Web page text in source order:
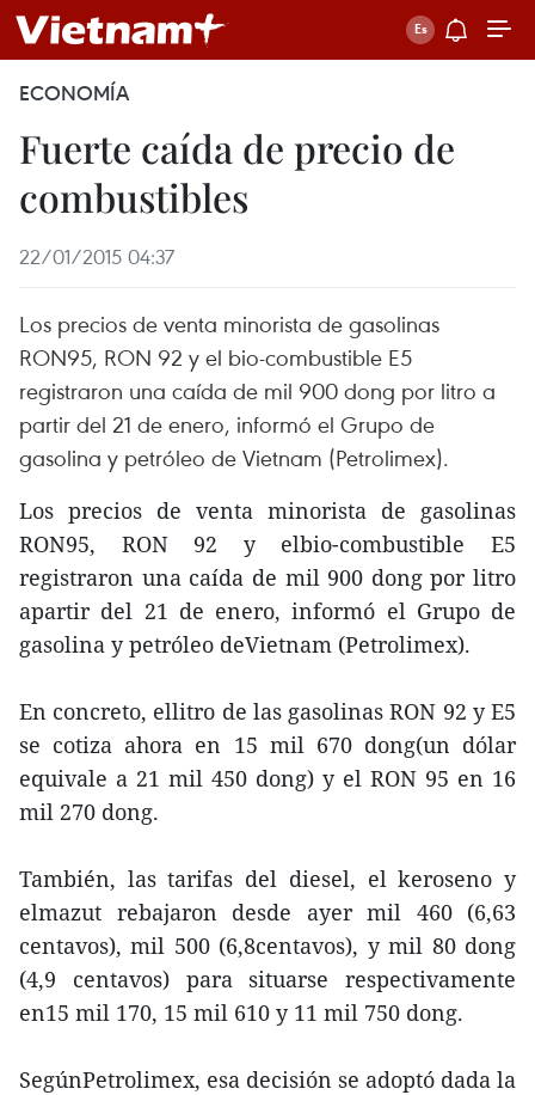
ECONOMÍA
Fuerte caída de precio de
combustibles
22/01/2015 04:37
Los precios de venta minorista de gasolinas
RON95, RON 92 y el bio-combustible E5
registraron una caída de mil 900 dong por litro a
partir del 21 de enero, informó el Grupo de
gasolina y petróleo de Vietnam (Petrolimex).
Los precios de venta minorista de gasolinas
RON95, RON 92 y elbio-combustible E5
registraron una caída de mil 900 dong por litro
apartir del 21 de enero, informó el Grupo de
gasolina y petróleo deVietnam (Petrolimex).
En concreto, ellitro de las gasolinas RON 92 y E5
se cotiza ahora en 15 mil 670 dong(un dólar
equivale a 21 mil 450 dong) y el RON 95 en 16
mil 270 dong.
También, las tarifas del diesel, el keroseno y
elmazut rebajaron desde ayer mil 460 (6,63
centavos), mil 500 (6,8centavos), y mil 80 dong
(4,9 centavos) para situarse respectivamente
en15 mil 170, 15 mil 610 y 11 mil 750 dong.
SegúnPetrolimex, esa decisión se adoptó dada la